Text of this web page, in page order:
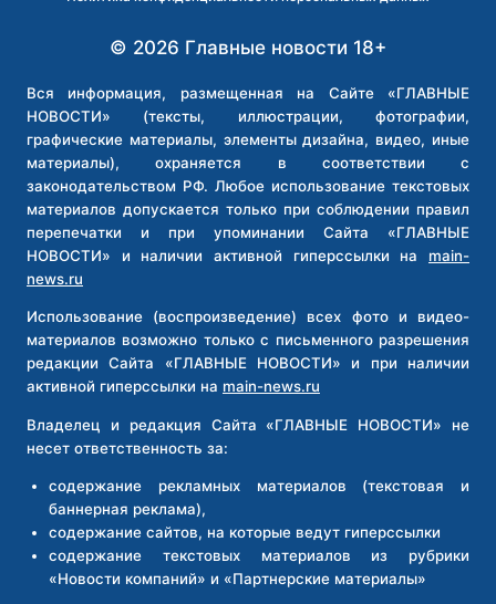
ЖИТЕЛЕЙ
© 2026 Главные новости 18+
Вся информация, размещенная на Сайте «ГЛАВНЫЕ
НОВОСТИ» (тексты, иллюстрации, фотографии,
графические материалы, элементы дизайна, видео, иные
материалы), охраняется в соответствии с
законодательством РФ. Любое использование текстовых
материалов допускается только при соблюдении правил
перепечатки и при упоминании Сайта «ГЛАВНЫЕ
НОВОСТИ» и наличии активной гиперссылки на main-
news.ru
Использование (воспроизведение) всех фото и видео-
материалов возможно только с письменного разрешения
редакции Сайта «ГЛАВНЫЕ НОВОСТИ» и при наличии
активной гиперссылки на main-news.ru
Владелец и редакция Сайта «ГЛАВНЫЕ НОВОСТИ» не
несет ответственность за:
содержание рекламных материалов (текстовая и
баннерная реклама),
содержание сайтов, на которые ведут гиперссылки
содержание текстовых материалов из рубрики
«Новости компаний» и «Партнерские материалы»